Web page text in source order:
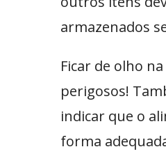
armazenados
Ficar de olho
perigosos!
indicar que o
forma